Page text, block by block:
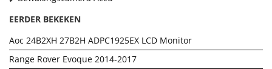
EERDER BEKEKEN
Aoc 24B2XH 27B2H ADPC1925EX LCD Monitor
Range Rover Evoque 2014-2017